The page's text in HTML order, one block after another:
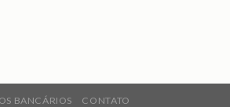
BANCÁRIOS CONTATO